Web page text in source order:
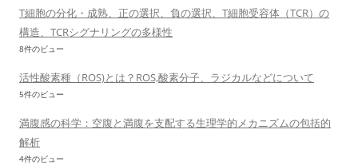
T細胞の分化・成熟、正の選択、負の選択、T細胞受容体（TCR）の
構造、TCRシグナリングの多様性
8件のビュー
活性酸素種（ROS)とは？ROS,酸素分子、ラジカルなどについて
5件のビュー
満腹感の科学：空腹と満腹を支配する生理学的メカニズムの包括的
解析
4件のビュー